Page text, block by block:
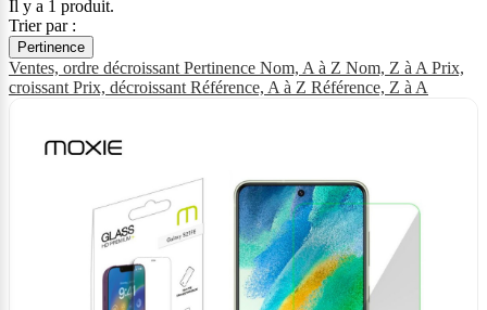
Il y a 1 produit.
Trier par :
Pertinence
Ventes, ordre décroissant Pertinence Nom, A à Z Nom, Z à A Prix,
croissant Prix, décroissant Référence, A à Z Référence, Z à A